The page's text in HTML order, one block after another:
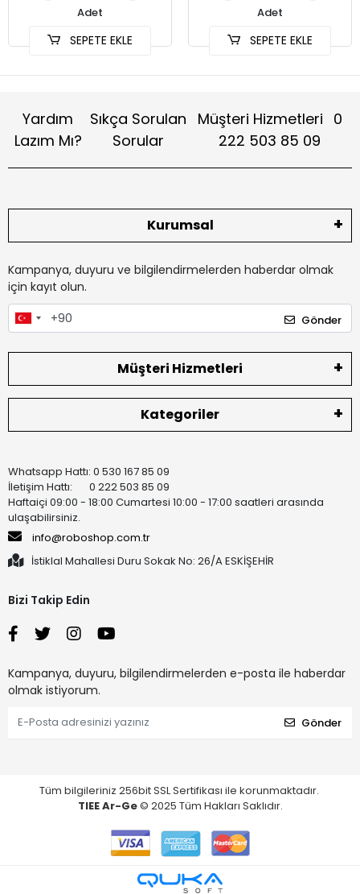
Adet
SEPETE EKLE
Adet
SEPETE EKLE
Yardım
Lazım Mı?
Sıkça Sorulan
Sorular
Müşteri Hizmetleri 0
222 503 85 09
Kurumsal
Kampanya, duyuru ve bilgilendirmelerden haberdar olmak
için kayıt olun.
Gönder
Müşteri Hizmetleri
Kategoriler
Whatsapp Hattı: 0 530 167 85 09
İletişim Hattı: 0 222 503 85 09
Haftaiçi 09:00 - 18:00 Cumartesi 10:00 - 17:00 saatleri arasında
ulaşabilirsiniz.
info@roboshop.com.tr
İstiklal Mahallesi Duru Sokak No: 26/A ESKİŞEHİR
Bizi Takip Edin
Kampanya, duyuru, bilgilendirmelerden e-posta ile haberdar
olmak istiyorum.
Gönder
Tüm bilgileriniz 256bit SSL Sertifikası ile korunmaktadır.
TIEE Ar-Ge© 2025 Tüm Hakları Saklıdır.